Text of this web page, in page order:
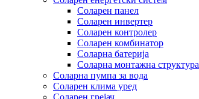
Соларен панел
Соларен инвертер
Соларен контролер
Соларен комбинатор
Соларна батерија
Соларна монтажна структура
Соларна пумпа за вода
Соларен клима уред
Соларен грејач